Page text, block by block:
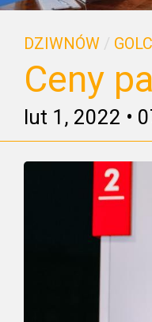
DZIWNÓW /
Ceny
lut 1, 2022 •